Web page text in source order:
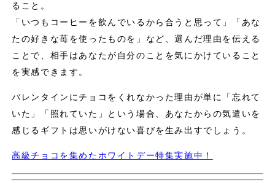
ること。
「いつもコーヒーを飲んでいるから合うと思って」「あな
たの好きな苺を使ったものを」など、選んだ理由を伝える
ことで、相手はあなたが自分のことを気にかけていること
を実感できます。
バレンタインにチョコをくれなかった理由が単に「忘れて
いた」「照れていた」という場合、あなたからの気遣いを
感じるギフトは思いがけない喜びを生み出すでしょう。
高級チョコを集めたホワイトデー特集実施中！